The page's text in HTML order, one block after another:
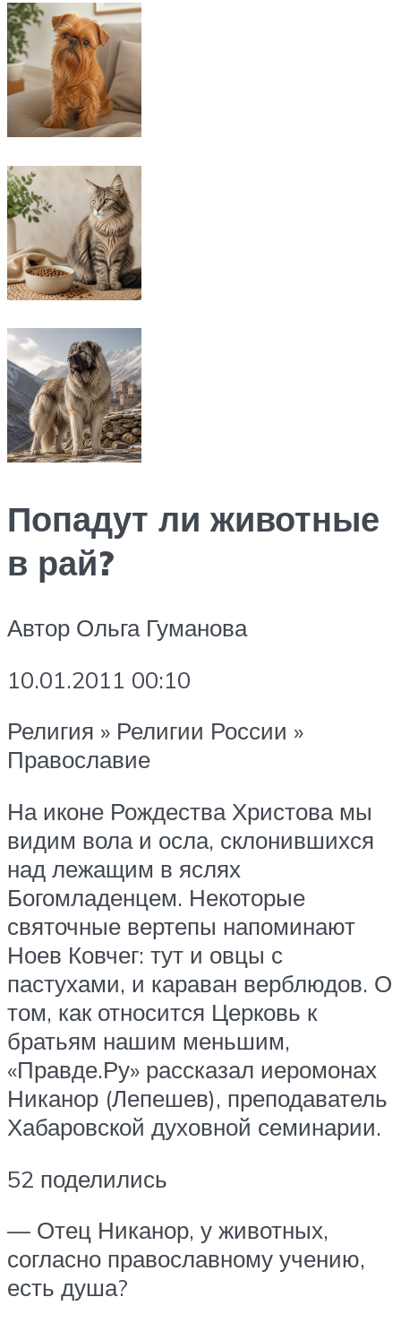
Попадут ли животные
в рай?
Автор Ольга Гуманова
10.01.2011 00:10
Религия » Религии России »
Православие
На иконе Рождества Христова мы
видим вола и осла, склонившихся
над лежащим в яслях
Богомладенцем. Некоторые
святочные вертепы напоминают
Ноев Ковчег: тут и овцы с
пастухами, и караван верблюдов. О
том, как относится Церковь к
братьям нашим меньшим,
«Правде.Ру» рассказал иеромонах
Никанор (Лепешев), преподаватель
Хабаровской духовной семинарии.
52 поделились
— Отец Никанор, у животных,
согласно православному учению,
есть душа?